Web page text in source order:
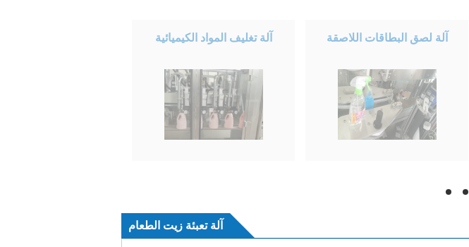
آلة لصق البطاقات اللاصقة آلة تغليف المواد الكيميائية
hd
hd
آلة تعبئة زيت الطعام